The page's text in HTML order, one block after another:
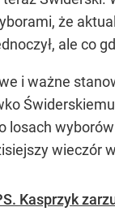
że
ale co
i ważne
losach
wieczór
Kasprzyk